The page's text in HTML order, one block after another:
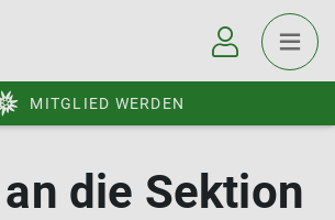
MITGLIED WERDEN
die Sektion